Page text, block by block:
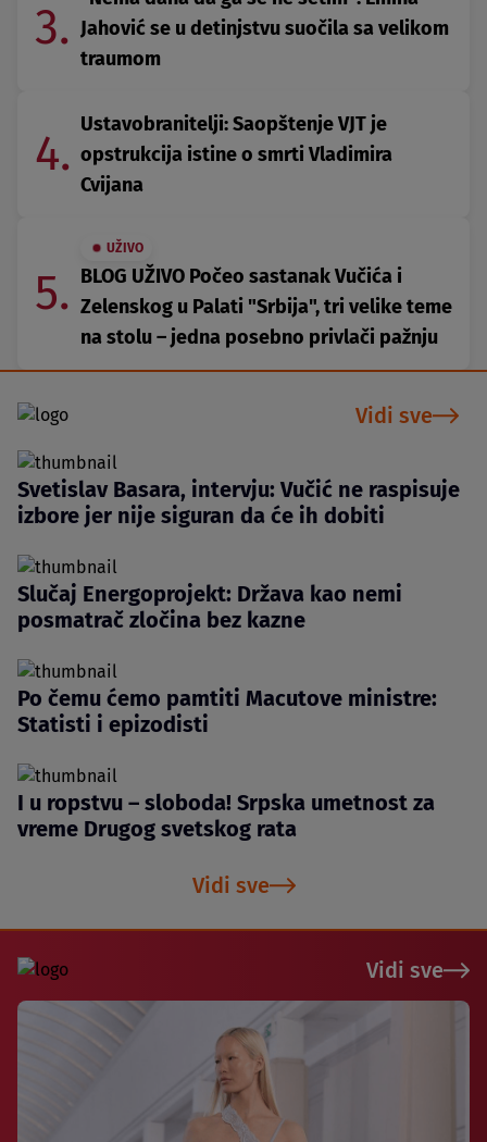
3. Jahović se u detinjstvu suočila sa velikom
traumom
4.
Ustavobranitelji: Saopštenje VJT je
opstrukcija istine o smrti Vladimira
Cvijana
5.
UŽIVO
BLOG UŽIVO Počeo sastanak Vučića i
Zelenskog u Palati "Srbija", tri velike teme
na stolu – jedna posebno privlači pažnju
Vidi sve
Svetislav Basara, intervju: Vučić ne raspisuje
izbore jer nije siguran da će ih dobiti
Slučaj Energoprojekt: Država kao nemi
posmatrač zločina bez kazne
Po čemu ćemo pamtiti Macutove ministre:
Statisti i epizodisti
I u ropstvu – sloboda! Srpska umetnost za
vreme Drugog svetskog rata
Vidi sve
Vidi sve